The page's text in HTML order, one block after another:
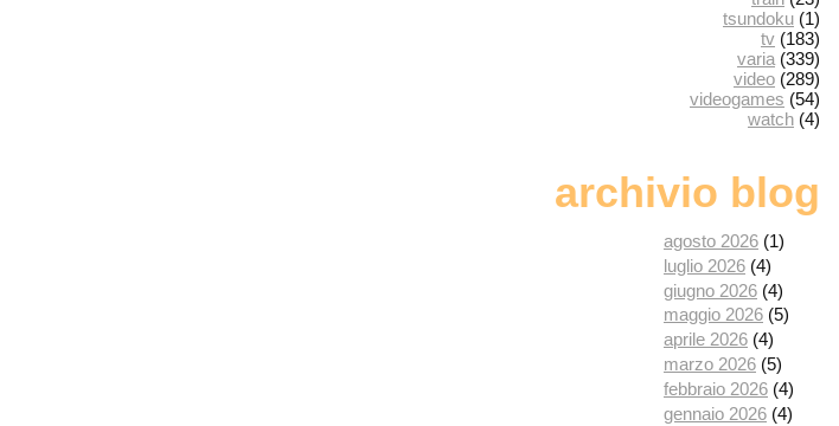
tsundoku (1)
tv (183)
varia (339)
video (289)
videogames (54)
watch (4)
archivio blog
agosto 2026 (1)
luglio 2026 (4)
giugno 2026 (4)
maggio 2026 (5)
aprile 2026 (4)
marzo 2026 (5)
febbraio 2026 (4)
gennaio 2026 (4)